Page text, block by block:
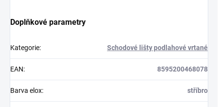
Doplňkové parametry
Kategorie: Schodové lišty podlahové vrtané
EAN: 8595200468078
Barva elox: stříbro